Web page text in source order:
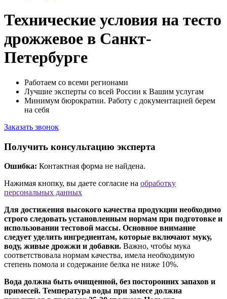
Технические условия на тесто
дрожжевое в Санкт-
Петербурге
Работаем со всеми регионами
Лучшие эксперты со всей России к Вашим услугам
Минимум бюрократии. Работу с документацией берем
на себя
Заказать звонок
Получить консультацию эксперта
Ошибка: Контактная форма не найдена.
Нажимая кнопку, вы даете согласие на обработку
персональных данных
Для достижения высокого качества продукции необходимо
строго следовать установленным нормам при подготовке и
использовании тестовой массы. Основное внимание
следует уделить ингредиентам, которые включают муку,
воду, живые дрожжи и добавки. Важно, чтобы мука
соответствовала нормам качества, имела необходимую
степень помола и содержание белка не ниже 10%.
Вода должна быть очищенной, без посторонних запахов и
примесей. Температура воды при замесе должна